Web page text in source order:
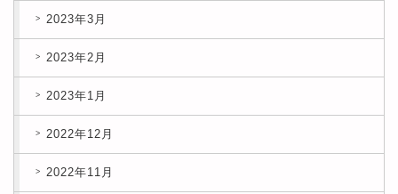
2023年3月
2023年2月
2023年1月
2022年12月
2022年11月